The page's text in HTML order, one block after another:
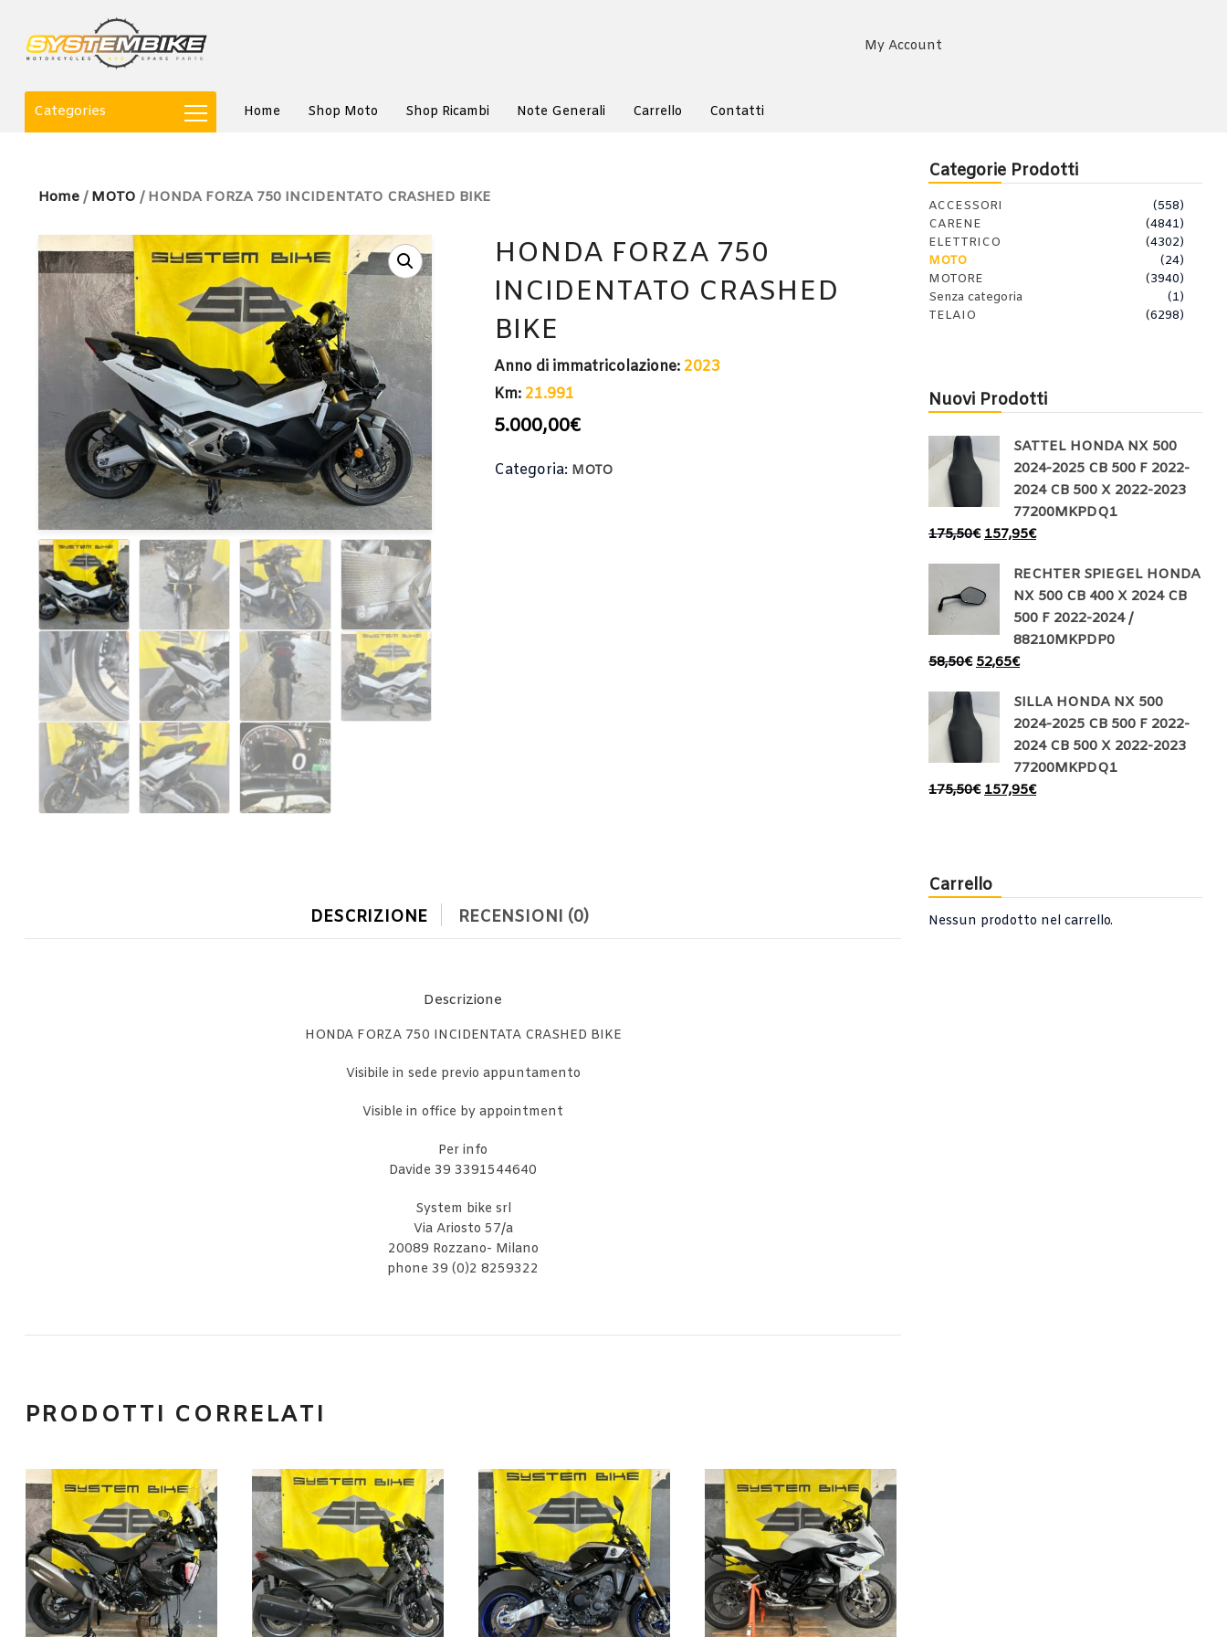
My Account
Categories Home Shop Moto Shop Ricambi Note Generali Carrello Contatti
Home / MOTO / HONDA FORZA 750 INCIDENTATO CRASHED BIKE
HONDA FORZA 750
INCIDENTATO CRASHED
BIKE
Anno di immatricolazione: 2023
Km: 21.991
5.000,00€
Categoria: MOTO
DESCRIZIONE RECENSIONI (0)
Descrizione
HONDA FORZA 750 INCIDENTATA CRASHED BIKE
Visibile in sede previo appuntamento
Visible in office by appointment
Per info
Davide 39 3391544640
System bike srl
Via Ariosto 57/a
20089 Rozzano- Milano
phone 39 (0)2 8259322
PRODOTTI CORRELATI
Categorie Prodotti
ACCESSORI
(558)
CARENE
(4841)
ELETTRICO
(4302)
MOTO
(24)
MOTORE
(3940)
Senza categoria
(1)
TELAIO
(6298)
Nuovi Prodotti
SATTEL HONDA NX 500
2024-2025 CB 500 F 2022-
2024 CB 500 X 2022-2023
77200MKPDQ1
175,50€ 157,95€
RECHTER SPIEGEL HONDA
NX 500 CB 400 X 2024 CB
500 F 2022-2024 /
88210MKPDP0
58,50€ 52,65€
SILLA HONDA NX 500
2024-2025 CB 500 F 2022-
2024 CB 500 X 2022-2023
77200MKPDQ1
175,50€ 157,95€
Carrello
Nessun prodotto nel carrello.